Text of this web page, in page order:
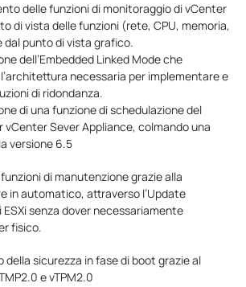
delle funzioni di monitoraggio di vCenter
di vista delle funzioni (rete, CPU, memoria,
dal punto di vista grafico.
dell’Embedded Linked Mode che
necessaria per implementare e
di ridondanza.
di una funzione di schedulazione del
vCenter Sever Appliance, colmando una
versione 6.5
di manutenzione grazie alla
in automatico, attraverso l’Update
senza dover necessariamente
fisico.
della sicurezza in fase di boot grazie al
e vTPM2.0